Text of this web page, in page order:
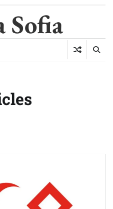
Sofia